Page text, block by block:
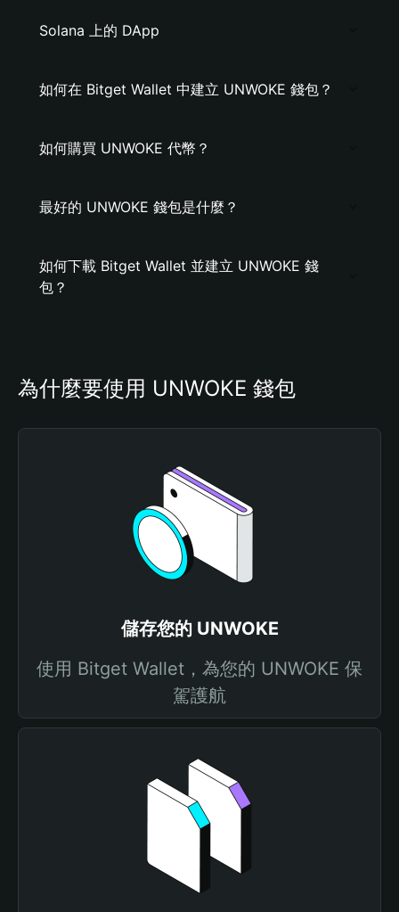
Solana 上的 DApp
如何在 Bitget Wallet 中建立 UNWOKE 錢包？
如何購買 UNWOKE 代幣？
最好的 UNWOKE 錢包是什麼？
如何下載 Bitget Wallet 並建立 UNWOKE 錢
包？
為什麼要使用 UNWOKE 錢包
儲存您的 UNWOKE
使用 Bitget Wallet，為您的 UNWOKE 保
駕護航